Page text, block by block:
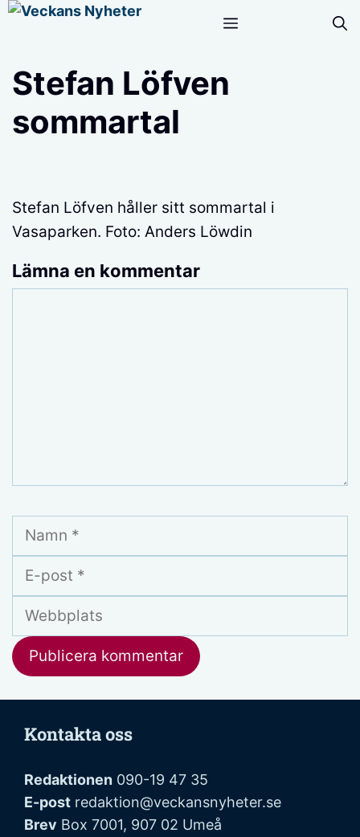
Hoppa
Meny
Stefan Löfven
sommartal
Stefan Löfven håller sitt sommartal i
Vasaparken. Foto: Anders Löwdin
Lämna en kommentar
Namn
E-
post
Webbplats
Kontakta oss
Redaktionen 090-19 47 35
E-post redaktion@veckansnyheter.se
Brev Box 7001, 907 02 Umeå